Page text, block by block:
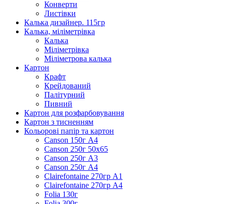
Конверти
Листівки
Калька дизайнер. 115гр
Калька, міліметрівка
Калька
Міліметрівка
Міліметрова калька
Картон
Крафт
Крейдований
Палітурний
Пивний
Картон для розфарбовування
Картон з тисненням
Кольорові папір та картон
Canson 150г А4
Canson 250г 50х65
Canson 250г А3
Canson 250г А4
Clairefontaine 270гр А1
Clairefontaine 270гр А4
Folia 130г